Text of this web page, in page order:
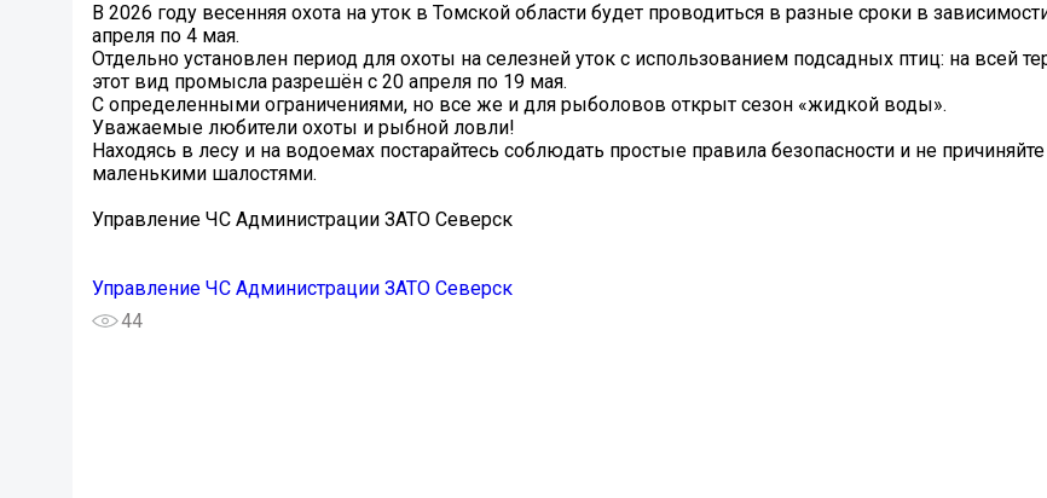
В 2026 году весенняя охота на уток в Томской области будет проводиться в разные сроки в
апреля по 4 мая.
Отдельно установлен период для охоты на селезней уток с использованием подсадных птиц: на всей
этот вид промысла разрешён с 20 апреля по 19 мая.
С определенными ограничениями, но все же и для рыболовов открыт сезон «жидкой воды».
Уважаемые любители охоты и рыбной ловли!
Находясь в лесу и на водоемах постарайтесь соблюдать простые правила безопасности и не
маленькими шалостями.
Управление ЧС Администрации ЗАТО Северск
Управление ЧС Администрации ЗАТО Северск
44